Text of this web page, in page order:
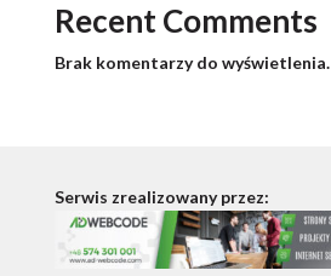
Recent Comments
Brak komentarzy do wyświetlenia.
Serwis zrealizowany przez: